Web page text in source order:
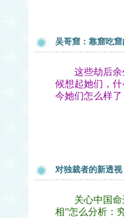
吴哥窟：靠窟吃
这些劫后余生
候想起她们，
今她们怎么样
对独裁者的新透
关心中国命运
相”怎么分析：